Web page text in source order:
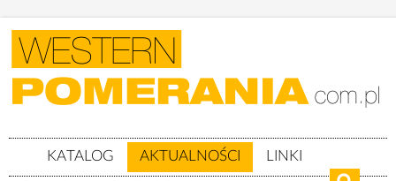
KATALOG AKTUALNOŚCI LINKI